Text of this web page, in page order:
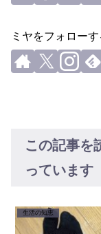
ミヤをフォローす
この記事を
っています
生活の知恵